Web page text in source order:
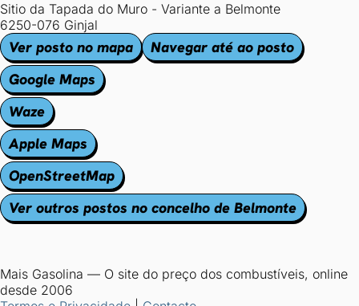
Sitio da Tapada do Muro - Variante a Belmonte
6250-076 Ginjal
Ver posto no mapa
Navegar até ao posto
Google Maps
Waze
Apple Maps
OpenStreetMap
Ver outros postos no concelho de Belmonte
Mais Gasolina — O site do preço dos combustíveis, online
desde 2006